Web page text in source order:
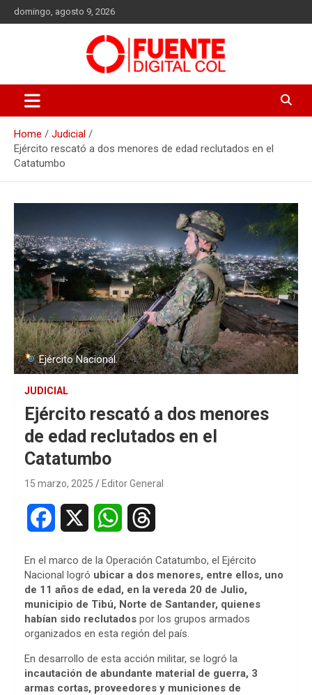
Skip
to
domingo, agosto 9, 2026
Fuente Digital Col
Home
Judicial
Ejército rescató a dos menores de edad reclutados en el
Catatumbo
Ejército Nacional.
JUDICIAL
Ejército rescató a dos menores
de edad reclutados en el
Catatumbo
15 marzo, 2025 Editor General
c
e
b
o
o
a
t
s
A
p
r
e
a
d
s
En el marco de la Operación Catatumbo, el Ejército
Nacional logró ubicar a dos menores, entre ellos, uno
de 11 años de edad, en la vereda 20 de Julio,
municipio de Tibú, Norte de Santander, quienes
habían sido reclutados por los grupos armados
organizados en esta región del país.
En desarrollo de esta acción militar, se logró la
incautación de abundante material de guerra, 3
armas cortas, proveedores y municiones de